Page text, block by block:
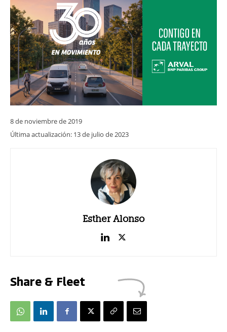
8 de noviembre de 2019
Última actualización: 13 de julio de 2023
Esther Alonso
Share & Fleet